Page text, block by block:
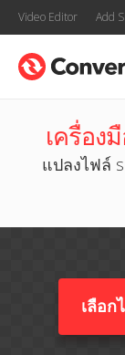
Video Editor Add
เครื่อง
แปลงไฟล์
เลือก